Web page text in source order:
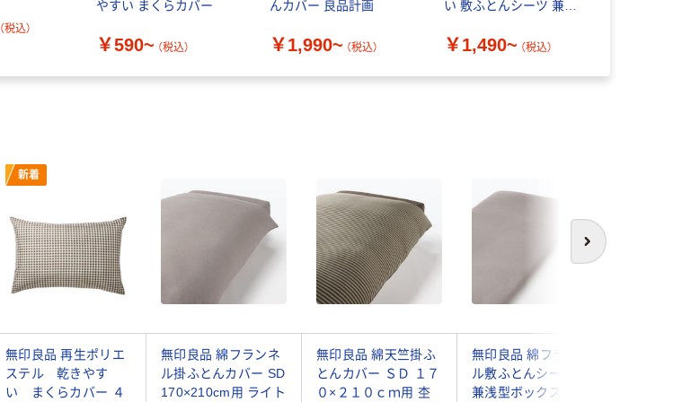
（税込）
やすい まくらカバー
￥590~ （税込）
んカバー 良品計画
￥1,990~ （税込）
い 敷ふとんシーツ 兼浅
￥1,490~ （税込）
次へ
新着
無印良品 再生ポリエ
ステル 乾きやす
い まくらカバー ４
無印良品 綿フランネ
ル掛ふとんカバー SD
170×210cm用 ライト
無印良品 綿天竺掛ふ
とんカバー ＳＤ １７
０×２１０ｃｍ用 杢
無印良品 綿フランネ
ル敷ふとんシーツ S
兼浅型ボックスシー